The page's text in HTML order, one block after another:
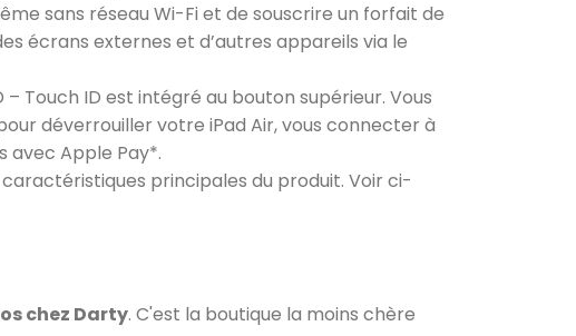
sans réseau Wi-Fi et de souscrire un forfait de
écrans externes et d’autres appareils via le
– Touch ID est intégré au bouton supérieur. Vous
déverrouiller votre iPad Air, vous connecter à
avec Apple Pay*.
caractéristiques principales du produit. Voir ci-
chez Darty. C'est la boutique la moins chère